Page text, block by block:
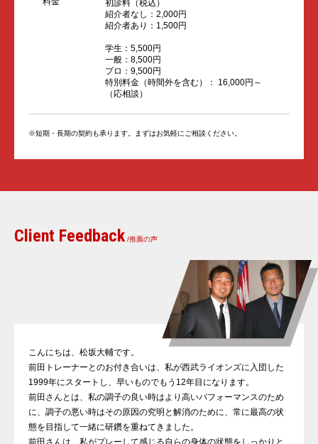
初診料（税込）
紹介者なし：2,000円
紹介者あり：1,500円
学生：5,500円
一般：8,500円
プロ：9,500円
特別料金（時間外を含む）： 16,000円～
（応相談）
※短期・長期の契約も承ります。まずはお気軽にご相談ください。
Client Feedback /推薦の声
こんにちは、松坂大輔です。
前田トレーナーとのお付き合いは、私が西武ライオンズに入団した
1999年にスタートし、早いものでもう12年目になります。
前田さんとは、私の調子の良い時はより高いパフォーマンスのため
に、調子の悪い時はその原因の究明と解消のために、常に最高の状
態を目指して一緒に研鑽を重ねてきました。
前田さんは、私がプレーして感じる自らの身体の状態をしっかりと